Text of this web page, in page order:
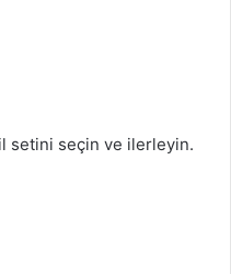
setini seçin ve ilerleyin.